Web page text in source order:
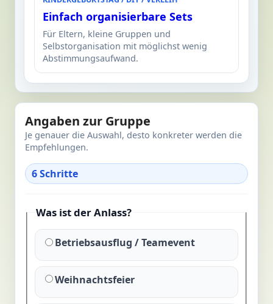
Einfach organisierbare Sets
Für Eltern, kleine Gruppen und
Selbstorganisation mit möglichst wenig
Abstimmungsaufwand.
Angaben zur Gruppe
Je genauer die Auswahl, desto konkreter werden die
Empfehlungen.
6 Schritte
Was ist der Anlass?
Betriebsausflug / Teamevent
Weihnachtsfeier